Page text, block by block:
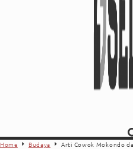
Home Budaya Arti Cowok Mokondo